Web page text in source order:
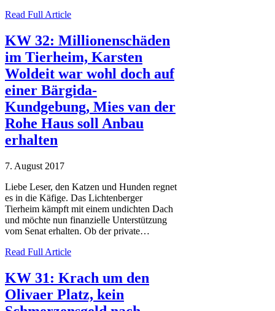
Read Full Article
KW 32: Millionenschäden
im Tierheim, Karsten
Woldeit war wohl doch auf
einer Bärgida-
Kundgebung, Mies van der
Rohe Haus soll Anbau
erhalten
7. August 2017
Liebe Leser, den Katzen und Hunden regnet
es in die Käfige. Das Lichtenberger
Tierheim kämpft mit einem undichten Dach
und möchte nun finanzielle Unterstützung
vom Senat erhalten. Ob der private…
Read Full Article
KW 31: Krach um den
Olivaer Platz, kein